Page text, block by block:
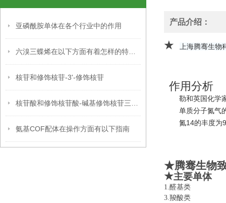
亚磷酰胺单体在各个行业中的作用
核苷和修饰核苷-3'-修饰核苷
氨基COF配体在操作方面有以下指南
产品介绍：
★ 上海腾骞生物
作用分析
勒和英国化学
单质分子氮气
氮14的丰度为
★腾骞生物
★主要单体
1.醛基
3.羧酸